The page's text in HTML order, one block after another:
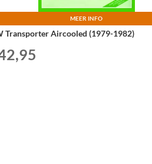
MEER INFO
Transporter Aircooled (1979-1982)